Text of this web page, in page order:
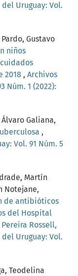
Uruguay: Vol.
Gustavo
niños
2018 , Archivos
Núm. 1 (2022):
Galiana,
,
Vol. 91 Núm. 5
Martín
Notejane,
de antibióticos
del Hospital
Rossell,
Uruguay: Vol.
Teodelina